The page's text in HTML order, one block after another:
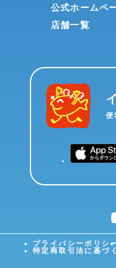
公式ホームペ
店舗一覧
便
プライバシーポリシ
特定商取引法に基づ